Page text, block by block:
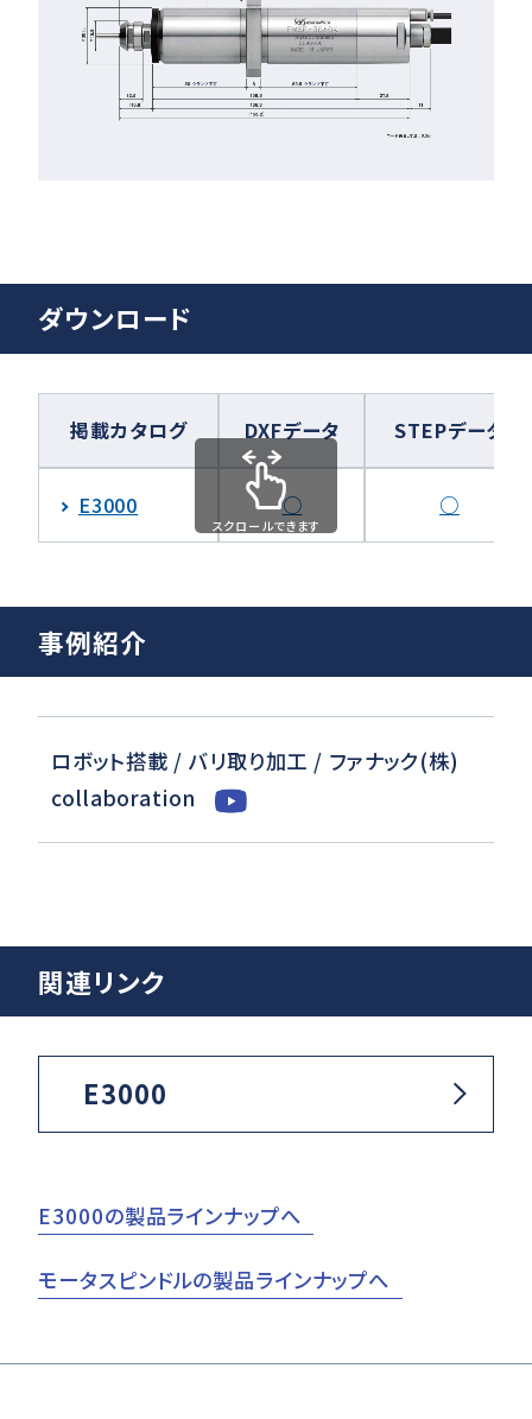
ダウンロード
掲載カタログ DXFデータ STEPデータ
E3000 ○ ○
スクロールできます
事例紹介
ロボット搭載 / バリ取り加工 / ファナック(株)
collaboration
関連リンク
E3000
E3000の製品ラインナップへ
モータスピンドルの製品ラインナップへ